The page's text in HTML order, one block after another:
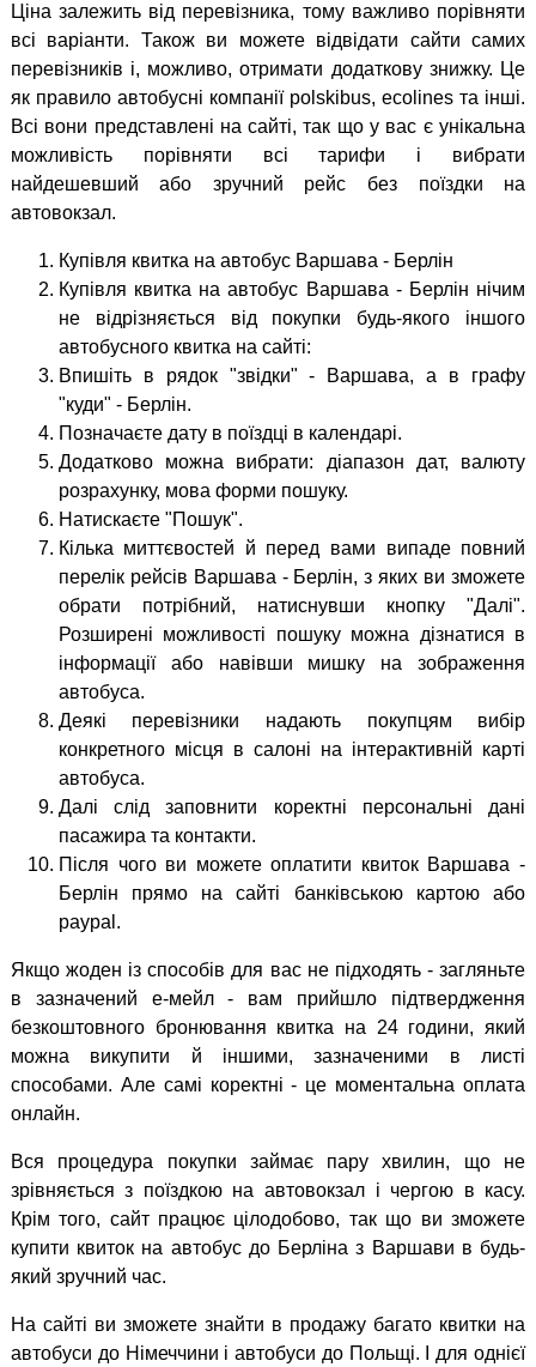
Ціна залежить від перевізника, тому важливо порівняти
всі варіанти. Також ви можете відвідати сайти самих
перевізників і, можливо, отримати додаткову знижку. Це
як правило автобусні компанії polskibus, ecolines та інші.
Всі вони представлені на сайті, так що у вас є унікальна
можливість порівняти всі тарифи і вибрати
найдешевший або зручний рейс без поїздки на
автовокзал.
Купівля квитка на автобус Варшава - Берлін
Купівля квитка на автобус Варшава - Берлін нічим
не відрізняється від покупки будь-якого іншого
автобусного квитка на сайті:
Впишіть в рядок "звідки" - Варшава, а в графу
"куди" - Берлін.
Позначаєте дату в поїздці в календарі.
Додатково можна вибрати: діапазон дат, валюту
розрахунку, мова форми пошуку.
Натискаєте "Пошук".
Кілька миттєвостей й перед вами випаде повний
перелік рейсів Варшава - Берлін, з яких ви зможете
обрати потрібний, натиснувши кнопку "Далі".
Розширені можливості пошуку можна дізнатися в
інформації або навівши мишку на зображення
автобуса.
Деякі перевізники надають покупцям вибір
конкретного місця в салоні на інтерактивній карті
автобуса.
Далі слід заповнити коректні персональні дані
пасажира та контакти.
Після чого ви можете оплатити квиток Варшава -
Берлін прямо на сайті банківською картою або
paypal.
Якщо жоден із способів для вас не підходять - загляньте
в зазначений е-мейл - вам прийшло підтвердження
безкоштовного бронювання квитка на 24 години, який
можна викупити й іншими, зазначеними в листі
способами. Але самі коректні - це моментальна оплата
онлайн.
Вся процедура покупки займає пару хвилин, що не
зрівняється з поїздкою на автовокзал і чергою в касу.
Крім того, сайт працює цілодобово, так що ви зможете
купити квиток на автобус до Берліна з Варшави в будь-
який зручний час.
На сайті ви зможете знайти в продажу багато квитки на
автобуси до Німеччини і автобуси до Польщі. І для однієї